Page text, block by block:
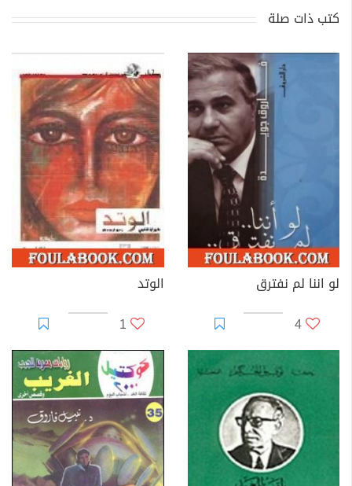
كتب ذات صلة
لو اننا لم نفترق
4
الوتد
1